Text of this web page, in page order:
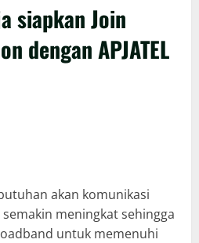
siapkan Join
dengan APJATEL
akan komunikasi
meningkat sehingga
untuk memenuhi